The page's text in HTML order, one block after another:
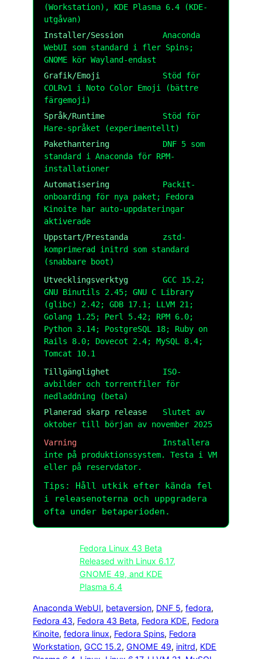
(Workstation), KDE Plasma 6.4 (KDE-
utgåvan)
Installer/Session
Anaconda
WebUI som standard i fler Spins;
GNOME kör Wayland-endast
Grafik/Emoji
Stöd för
COLRv1 i Noto Color Emoji (bättre
färgemoji)
Språk/Runtime
Stöd för
Hare-språket (experimentellt)
Pakethantering
DNF 5 som
standard i Anaconda för RPM-
installationer
Automatisering
Packit-
onboarding för nya paket; Fedora
Kinoite har auto-uppdateringar
aktiverade
Uppstart/Prestanda
zstd-
komprimerad initrd som standard
(snabbare boot)
Utvecklingsverktyg
GCC 15.2;
GNU Binutils 2.45; GNU C Library
(glibc) 2.42; GDB 17.1; LLVM 21;
Golang 1.25; Perl 5.42; RPM 6.0;
Python 3.14; PostgreSQL 18; Ruby on
Rails 8.0; Dovecot 2.4; MySQL 8.4;
Tomcat 10.1
Tillgänglighet
ISO-
avbilder och torrentfiler för
nedladdning (beta)
Planerad skarp release
Slutet av
oktober till början av november 2025
Varning
Installera
inte på produktionssystem. Testa i VM
eller på reservdator.
Tips: Håll utkik efter kända fel
i releasenoterna och uppgradera
ofta under betaperioden.
Fedora Linux 43 Beta
Released with Linux 6.17,
GNOME 49, and KDE
Plasma 6.4
Anaconda WebUI, betaversion, DNF 5, fedora
Fedora 43, Fedora 43 Beta, Fedora KDE, Fedora
Kinoite, fedora linux, Fedora Spins, Fedora
Workstation, GCC 15.2, GNOME 49, initrd, KDE